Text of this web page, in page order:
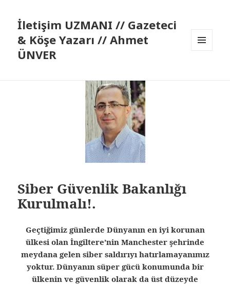
İletişim UZMANI // Gazeteci
& Köşe Yazarı // Ahmet
ÜNVER
Siber Güvenlik Bakanlığı
Kurulmalı!.
Geçtiğimiz günlerde Dünyanın en iyi korunan
ülkesi olan İngiltere’nin Manchester şehrinde
meydana gelen siber saldırıyı hatırlamayanımız
yoktur. Dünyanın süper gücü konumunda bir
ülkenin ve güvenlik olarak da üst düzeyde